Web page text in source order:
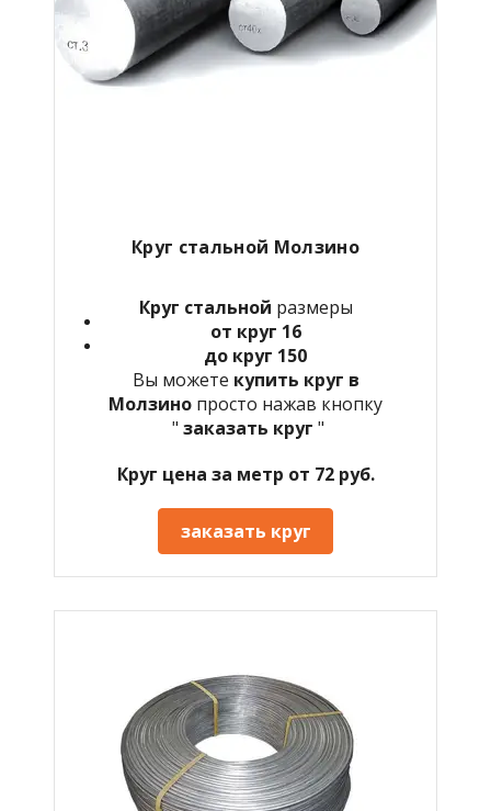
Круг стальной Молзино
Круг стальной размеры
от круг 16
до круг 150
Вы можете купить круг в
Молзино просто нажав кнопку
" заказать круг "
Круг цена за метр от 72 руб.
заказать круг